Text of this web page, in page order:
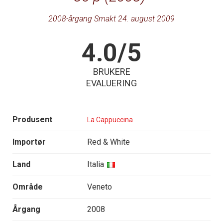
2008-årgang Smakt 24. august 2009
4.0/5
BRUKERE
EVALUERING
Produsent La Cappuccina
Importør Red & White
Land Italia
Område Veneto
Årgang 2008